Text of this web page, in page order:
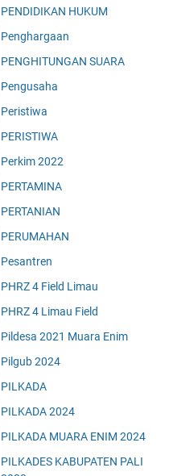
PENDIDIKAN HUKUM
Penghargaan
PENGHITUNGAN SUARA
Pengusaha
Peristiwa
PERISTIWA
Perkim 2022
PERTAMINA
PERTANIAN
PERUMAHAN
Pesantren
PHRZ 4 Field Limau
PHRZ 4 Limau Field
Pildesa 2021 Muara Enim
Pilgub 2024
PILKADA
PILKADA 2024
PILKADA MUARA ENIM 2024
PILKADES KABUPATEN PALI